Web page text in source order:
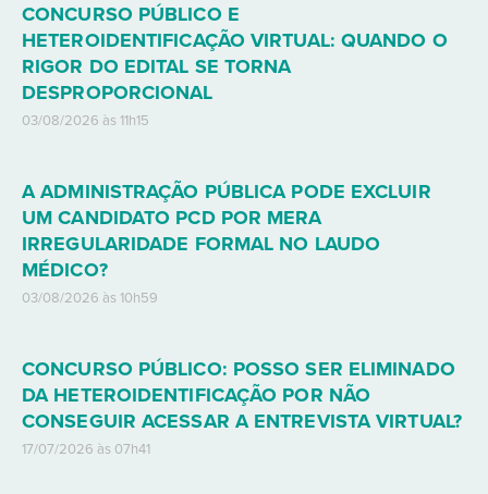
CONCURSO PÚBLICO E
HETEROIDENTIFICAÇÃO VIRTUAL: QUANDO O
RIGOR DO EDITAL SE TORNA
DESPROPORCIONAL
03/08/2026 às 11h15
A ADMINISTRAÇÃO PÚBLICA PODE EXCLUIR
UM CANDIDATO PCD POR MERA
IRREGULARIDADE FORMAL NO LAUDO
MÉDICO?
03/08/2026 às 10h59
CONCURSO PÚBLICO: POSSO SER ELIMINADO
DA HETEROIDENTIFICAÇÃO POR NÃO
CONSEGUIR ACESSAR A ENTREVISTA VIRTUAL?
17/07/2026 às 07h41